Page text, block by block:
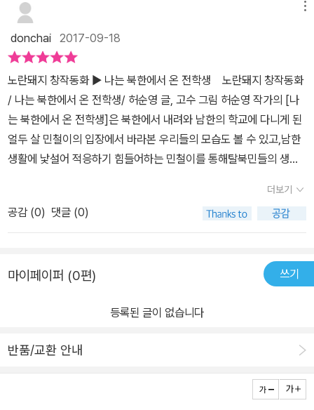
던 형주..형주와 친하게 지내고 싶지만 자꾸 부딪히게 되는 민철은 속
상하다.그러다 우연히 형주의 비밀을 알게되는데.....​ 이 책은 아이들
이 북한에서 넘어온 탈북민들을 이해하기 쉽게 쓰여져 있다.동화이기
때문에 재미있기도 하다.그들의 삶을 아이들 시각에서 생각해보고 바
라보면서 북한의 모습도 알게 되는 이 책.그들에 대한 편견을 버리고
이해하며 어울려 살아가도록 해주는 책인것 같다.이 책을 보면서 우
리 아이가 1학년때 전학을 왔던 새터민 아이가 많이 생각이 났다.나
뿐만이 아니라 우리 아이도 그 친구가 생각이 난다고 한다.그 아이도
다. 탈북하는 과정을 읽으며 등이 오싹해지기도 하고 그 공포감이 그
대로 전달되더라구요. 어린나이에 어두운 밤 강을 건너며 비틀거리는
엄마등에서 떨어지지 않기 위해 죽을힘을 다해 엄마 어깨를 붙잡고
강을 건너 남한으로 건너온 민철이... 그러나 남한에서의 삶 또한 그리
넉넉하지 못하고 어려움이 많았습니다. 학교 생활에 있어서도 먹기
싫은 반찬을 몰래 민철이 식판에 버리는 아이도 있고 조금씩 다른 언
어, 생활방식때문에 아이들과 부딫히면서 어려움을 겪기도 해요. 북
한의 광물에 대해 민철이가 발표할때~친구들의 반응이 또 각각 이더
라구요. 실감난다고 하면서도 북한은 왜 그렇게 많은 광물이있는데
가난하게 사는지 등등~ 수많은 편견들.... 그러나 민철이에게 친절하
게 대해주는 친구도 있고민철이의 주변을 맴돌며 관심을 보이는 대머
득찬 눈으로 이책을 읽었습니다~북한이 어떤곳인지 막연하다가 이
책을 읽고나니 무언가 좀 느껴지는게 있는것 같아요~우리의 소원은
donchai 2017-09-18
노란돼지 창작동화 ▶ 나는 북한에서 온 전학생 ​노란돼지 창작동화
/ 나는 북한에서 온 전학생/ 허순영 글, 고수 그림 ​​허순영 작가의 [나
는 북한에서 온 전학생]은 북한에서 내려와 남한의 학교에 다니게 된
얼두 살 민철이의 입장에서 바라본 우리들의 모습도 볼 수 있고,남한
생활에 낯설어 적응하기 힘들어하는 민철이를 통해탈북민들의 생활
에게 북한이라 하면,김정은, 도발, 핵, 독재, 전쟁, 가난한 나라로 알고
있어요.종종 북한의 핵실험 시도에 대한 뉴스를 접할때면핵전쟁 나면
어떡하냐며 너무 무섭다고 울먹울먹거리며 말하기도 하는 아들이랍
신 이야기를 듣기도 해서 낯설지 않은 곳이기도 해요. [나는 북한에서
해서도 살펴보자꾸나 ~ ​​ 함경북도 무산에서는 공부도 잘하고, 운동도
게 되요. 밥도 제대로 못 먹는 날들이 계속 되고, 민철이 엄마는 이렇
커를 통해 남한으로 목숨을 건 탈출을 하게 되죠.탈출하는 과정에서
더보기
공감 (0) 댓글 (0)
마이페이퍼 (0편) 쓰기
등록된 글이 없습니다
반품/교환 안내